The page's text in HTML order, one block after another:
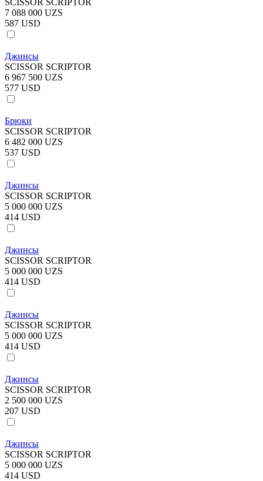
SCISSOR SCRIPTOR
7 088 000 UZS
587 USD
Джинсы
SCISSOR SCRIPTOR
6 967 500 UZS
577 USD
Брюки
SCISSOR SCRIPTOR
6 482 000 UZS
537 USD
Джинсы
SCISSOR SCRIPTOR
5 000 000 UZS
414 USD
Джинсы
SCISSOR SCRIPTOR
5 000 000 UZS
414 USD
Джинсы
SCISSOR SCRIPTOR
5 000 000 UZS
414 USD
Джинсы
SCISSOR SCRIPTOR
2 500 000 UZS
207 USD
Джинсы
SCISSOR SCRIPTOR
5 000 000 UZS
414 USD